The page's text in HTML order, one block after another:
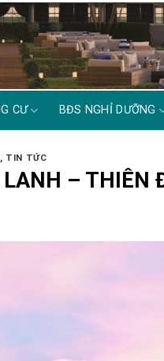
CƯ BĐS NGHỈ DƯỠNG
, TIN TỨC
– THIÊN